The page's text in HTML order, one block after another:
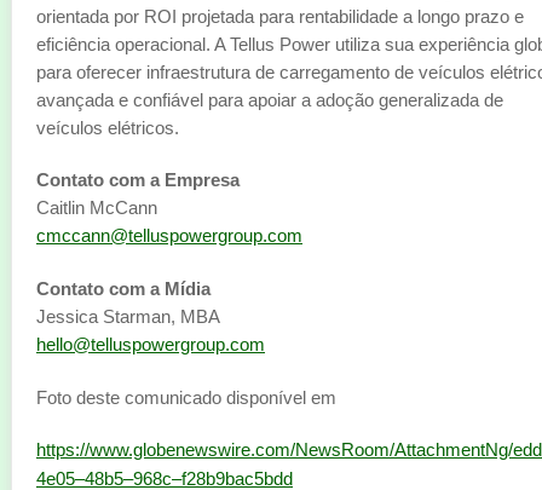
orientada por ROI projetada para rentabilidade a longo prazo e
eficiência operacional. A Tellus Power utiliza sua experiência
para oferecer infraestrutura de carregamento de veículos
avançada e confiável para apoiar a adoção generalizada de
veículos elétricos.
Contato com a Empresa
Caitlin McCann
cmccann@telluspowergroup.com
Contato com a Mídia
Jessica Starman, MBA
hello@telluspowergroup.com
Foto deste comunicado disponível em
https://www.globenewswire.com/NewsRoom/AttachmentNg/
4e05–48b5–968c–f28b9bac5bdd